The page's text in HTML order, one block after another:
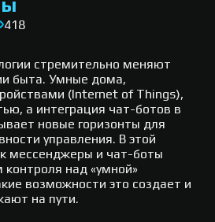
418
стремительно меняют
быта. Умные дома,
(Internet of Things),
а интеграция чат-ботов в
новые горизонты для
управления. В этой
мессенджеры и чат-боты
над «умной»
возможности это создает и
на пути.